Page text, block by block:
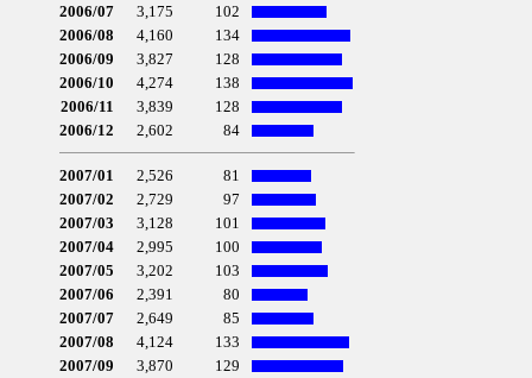
2006/07
3,175
102
2006/08
4,160
134
2006/09
3,827
128
2006/10
4,274
138
2006/11
3,839
128
2006/12
2,602 84
2007/01 2,526
81
2007/02
2,729
97
2007/03
3,128
101
2007/04
2,995
100
2007/05
3,202
103
2007/06
2,391
80
2007/07
2,649
85
2007/08
4,124
133
2007/09
3,870
129